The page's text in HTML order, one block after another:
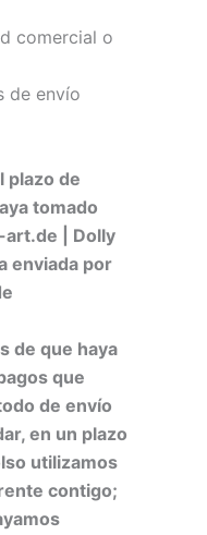
comercial o
de envío
plazo de
tomado
art.de | Dolly
enviada por
de que haya
que
de envío
en un plazo
utilizamos
contigo;